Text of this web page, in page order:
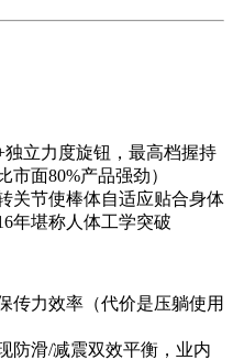
独立力度旋钮，最高档握持
市面80%产品强劲）
关节使棒体自适应贴合身体
年堪称人体工学突破
传力效率（代价是压躺使用
防滑/减震双效平衡，业内